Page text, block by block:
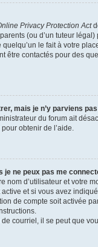
Privacy Protection Act
(ou d’un tuteur
le fait à votre
être contactés pour des
mais je n’y parviens
du forum ait
obtenir de l’aide.
je ne peux pas me
nom d’utilisateur et votre
active et si vous avez
de compte soit activée
de courriel, il se peut que